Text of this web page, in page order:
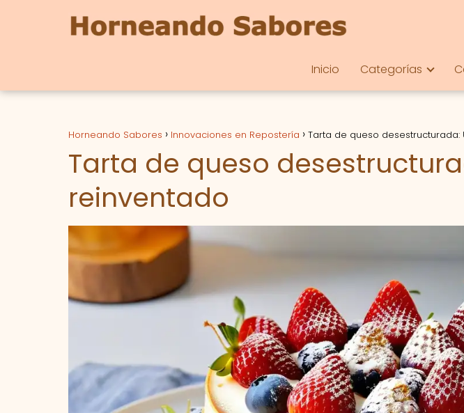
Inicio Categorías
Horneando Sabores Innovaciones en Repostería Tarta de queso desestructurada:
Tarta de queso
reinventado